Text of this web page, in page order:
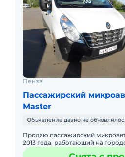
Пенза
Пассажирский
Master
Объявление давно не
Продаю пассажирский
2013 года, работающий на
Машина обслуживается у